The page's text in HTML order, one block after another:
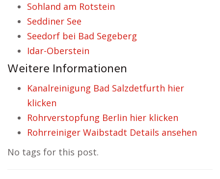
Sohland am Rotstein
Seddiner See
Seedorf bei Bad Segeberg
Idar-Oberstein
Weitere Informationen
Kanalreinigung Bad Salzdetfurth hier
klicken
Rohrverstopfung Berlin hier klicken
Rohrreiniger Waibstadt Details ansehen
No tags for this post.